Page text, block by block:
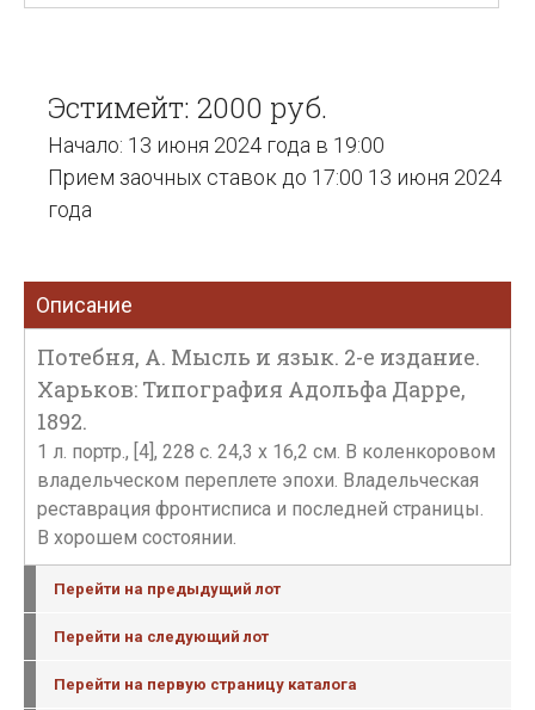
Эстимейт: 2000 руб.
Начало: 13 июня 2024 года в 19:00
Прием заочных ставок до 17:00 13 июня 2024
года
Описание
Потебня, А. Мысль и язык. 2-е издание.
Харьков: Типография Адольфа Дарре,
1892.
1 л. портр., [4], 228 с. 24,3 х 16,2 см. В коленкоровом
владельческом переплете эпохи. Владельческая
реставрация фронтисписа и последней страницы.
В хорошем состоянии.
Перейти на предыдущий лот
Перейти на следующий лот
Перейти на первую страницу каталога